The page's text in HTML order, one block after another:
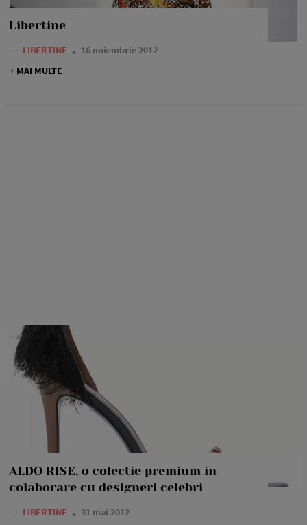
Libertine
— LIBERTINE
16 noiembrie 2012
+ MAI MULTE
ALDO RISE, o colectie premium in
colaborare cu designeri celebri
— LIBERTINE 31 mai 2012